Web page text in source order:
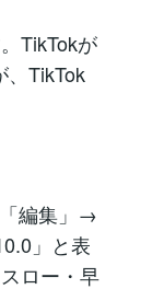
TikTokが
、TikTok
編集」→
」と表
ロー・早